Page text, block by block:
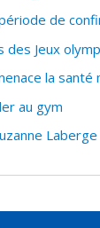
de
Jeux
la santé
au gym
Laberge